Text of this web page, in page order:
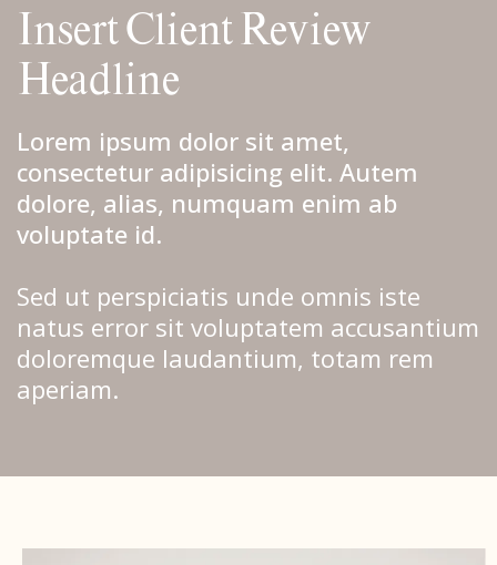
Insert Client Review
Headline
Lorem ipsum dolor sit amet,
consectetur adipisicing elit. Autem
dolore, alias, numquam enim ab
voluptate id.
Sed ut perspiciatis unde omnis iste
natus error sit voluptatem accusantium
doloremque laudantium, totam rem
aperiam.